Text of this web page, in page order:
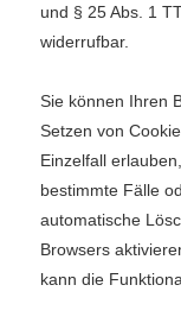
und § 25 Abs. 1
widerrufbar.
Sie können Ihren
Setzen von
Einzelfall
bestimmte Fälle
automatische
Browsers
kann die